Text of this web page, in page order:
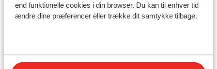
end funktionelle cookies i din browser. Du kan til enhver tid
ændre dine præferencer eller trække dit samtykke tilbage.
Undervisning